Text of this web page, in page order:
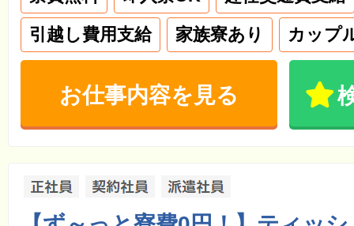
引越し費用支給
家族寮あり カップ
お仕事内容を見る